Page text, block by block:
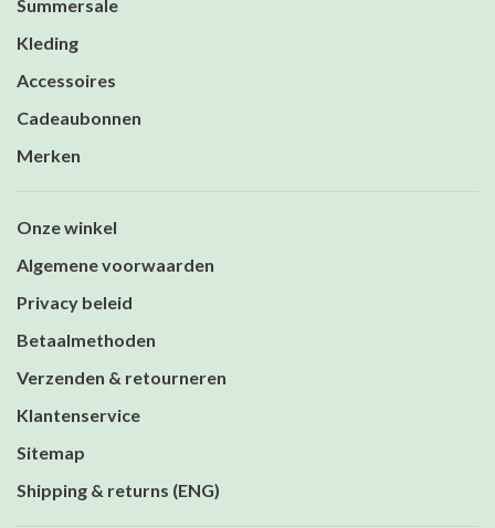
Summersale
Kleding
Accessoires
Cadeaubonnen
Merken
Onze winkel
Algemene voorwaarden
Privacy beleid
Betaalmethoden
Verzenden & retourneren
Klantenservice
Sitemap
Shipping & returns (ENG)